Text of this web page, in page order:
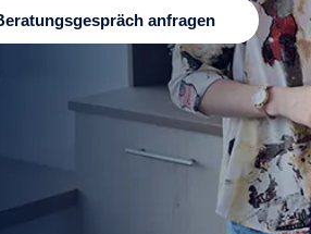
anfragen